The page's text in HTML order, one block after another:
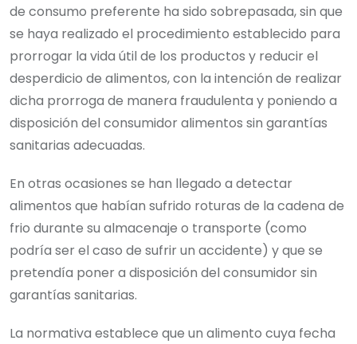
de consumo preferente ha sido sobrepasada, sin que
se haya realizado el procedimiento establecido para
prorrogar la vida útil de los productos y reducir el
desperdicio de alimentos, con la intención de realizar
dicha prorroga de manera fraudulenta y poniendo a
disposición del consumidor alimentos sin garantías
sanitarias adecuadas.
En otras ocasiones se han llegado a detectar
alimentos que habían sufrido roturas de la cadena de
frio durante su almacenaje o transporte (como
podría ser el caso de sufrir un accidente) y que se
pretendía poner a disposición del consumidor sin
garantías sanitarias.
La normativa establece que un alimento cuya fecha